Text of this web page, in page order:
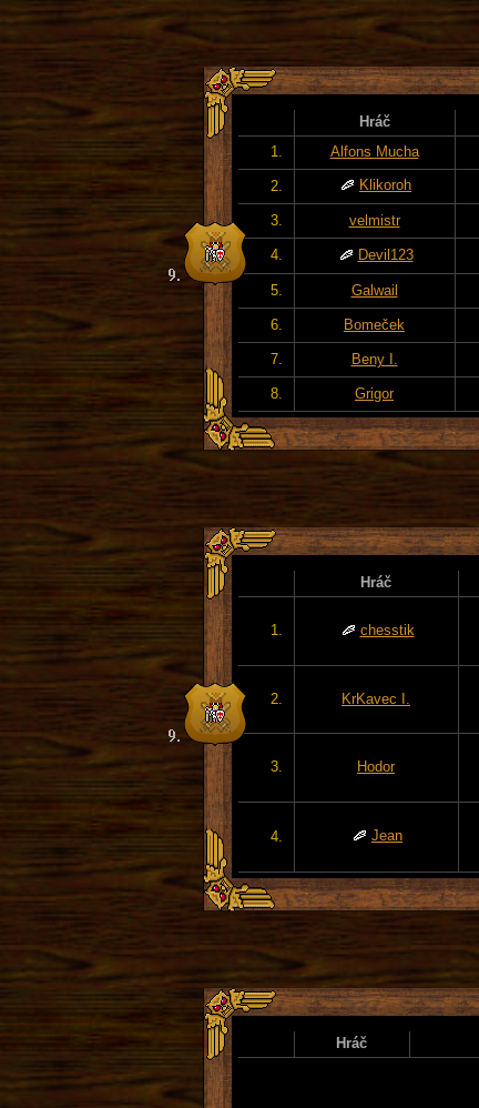
Hráč
1.
Alfons Mucha
2. Klikoroh
3. velmistr
4. Devil123
5. Galwail
6. Bomeček
7. Beny I.
8. Grigor
Hráč
1. chesstik
2. KrKavec I.
3. Hodor
4. Jean
Hráč